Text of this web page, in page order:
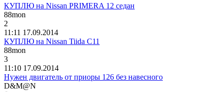
КУПЛЮ на Nissan PRIMERA 12 седан
88mon
2
11:11 17.09.2014
КУПЛЮ на Nissan Tiida C11
88mon
3
11:10 17.09.2014
Нужен двигатель от приоры 126 без навесного
D&M@N